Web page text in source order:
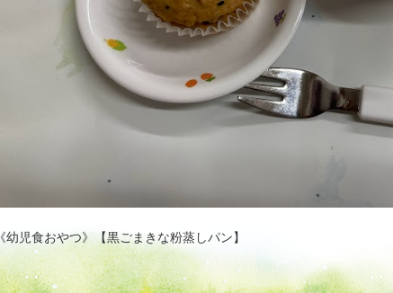
《幼児食おやつ》【黒ごまきな粉蒸しパン】